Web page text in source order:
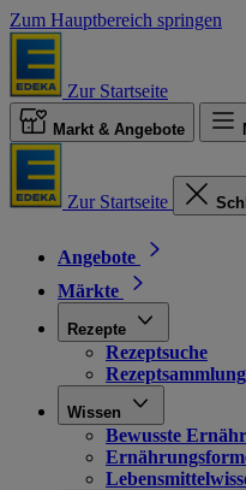
Zum Hauptbereich springen
Zur Startseite
Markt & Angebote
Zur Startseite
Angebote
Märkte
Rezepte
Rezeptsuche
Wissen
Bewusste